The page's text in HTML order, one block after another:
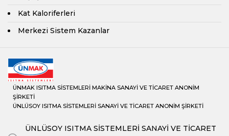
Kat Kaloriferleri
Merkezi Sistem Kazanlar
ÜNMAK ISITMA SİSTEMLERİ MAKİNA SANAYİ VE TİCARET ANONİM
ŞİRKETİ
ÜNLÜSOY ISITMA SİSTEMLERİ SANAYİ VE TİCARET ANONİM ŞİRKETİ
ÜNLÜSOY ISITMA SİSTEMLERİ SANAYİ VE TİCARET